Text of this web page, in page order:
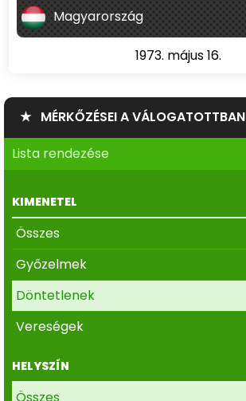
Magyarország
1973. május 16.
★ MÉRKŐZÉSEI A VÁLOGATOTTBAN
Lista rendezése
KIMENETEL
Összes
Győzelmek
Döntetlenek
Vereségek
HELYSZÍN